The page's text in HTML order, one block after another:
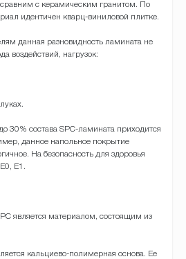
с керамическим гранитом. По
идентичен кварц-виниловой плитке.
данная разновидность ламината не
воздействий, нагрузок:
30% состава SPC-ламината приходится
данное напольное покрытие
На безопасность для здоровья
E1.
является материалом, состоящим из
кальциево-полимерная основа. Ее